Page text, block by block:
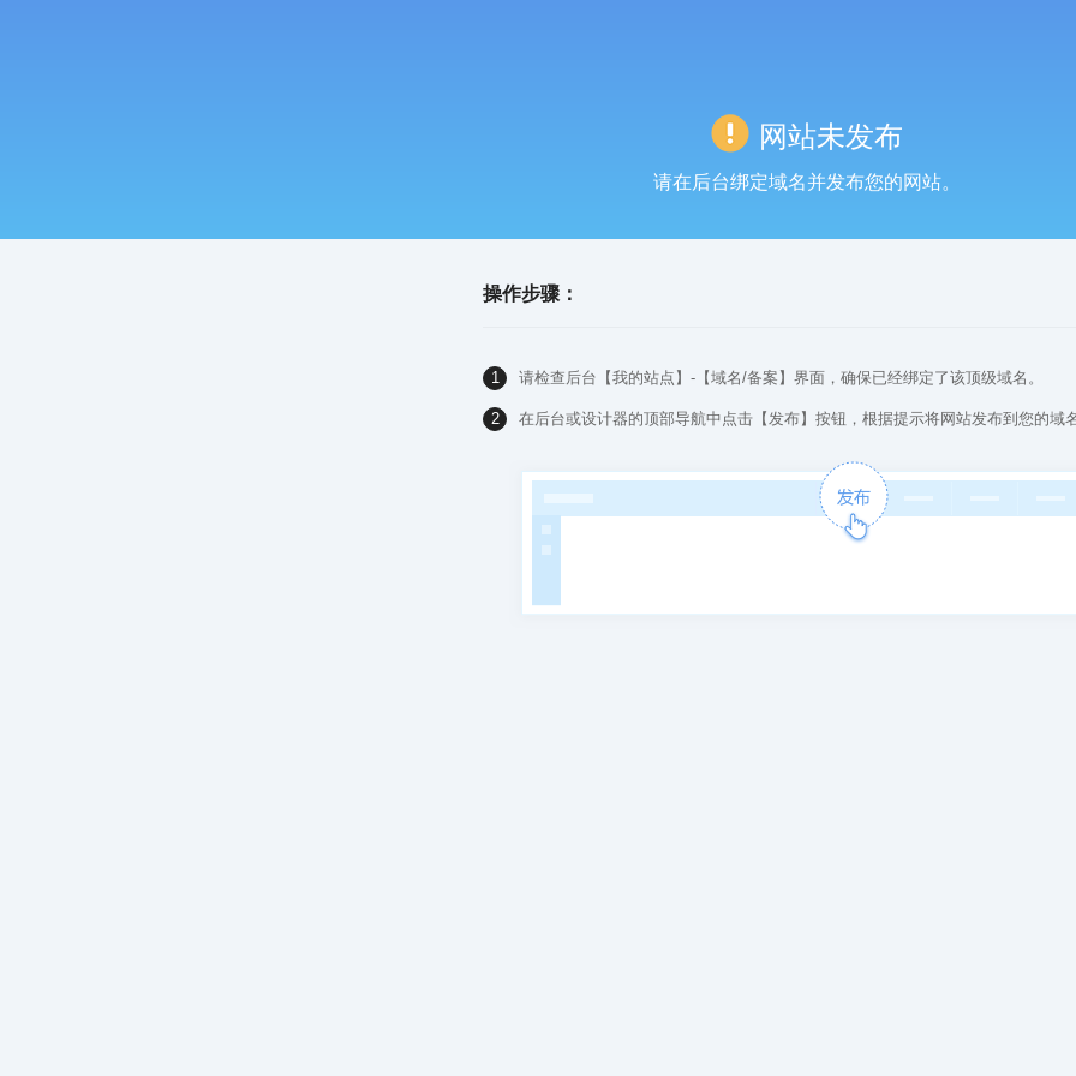
网站未发布
请在后台绑定域名并发布您的网站。
操作步骤：
1 请检查后台【我的站点】-【域名/备案】界面，确保已经绑定了该顶级域名。
2 在后台或设计器的顶部导航中点击【发布】按钮，根据提示将网站发布到您的域